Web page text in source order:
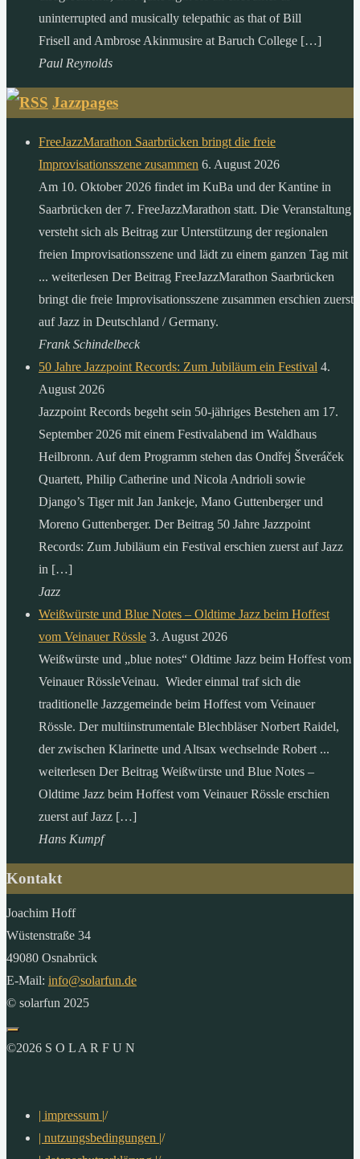
uninterrupted and musically telepathic as that of Bill
Frisell and Ambrose Akinmusire at Baruch College […]
Paul Reynolds
Jazzpages
FreeJazzMarathon Saarbrücken bringt die freie
Improvisationsszene zusammen 6. August 2026
Am 10. Oktober 2026 findet im KuBa und der Kantine in
Saarbrücken der 7. FreeJazzMarathon statt. Die Veranstaltung
versteht sich als Beitrag zur Unterstützung der regionalen
freien Improvisationsszene und lädt zu einem ganzen Tag mit
... weiterlesen Der Beitrag FreeJazzMarathon Saarbrücken
bringt die freie Improvisationsszene zusammen erschien zuerst
auf Jazz in Deutschland / Germany.
Frank Schindelbeck
50 Jahre Jazzpoint Records: Zum Jubiläum ein Festival 4.
August 2026
Jazzpoint Records begeht sein 50-jähriges Bestehen am 17.
September 2026 mit einem Festivalabend im Waldhaus
Heilbronn. Auf dem Programm stehen das Ondřej Štveráček
Quartett, Philip Catherine und Nicola Andrioli sowie
Django’s Tiger mit Jan Jankeje, Mano Guttenberger und
Moreno Guttenberger. Der Beitrag 50 Jahre Jazzpoint
Records: Zum Jubiläum ein Festival erschien zuerst auf Jazz
in […]
Jazz
Weißwürste und Blue Notes – Oldtime Jazz beim Hoffest
vom Veinauer Rössle 3. August 2026
Weißwürste und „blue notes“ Oldtime Jazz beim Hoffest vom
Veinauer RössleVeinau. Wieder einmal traf sich die
traditionelle Jazzgemeinde beim Hoffest vom Veinauer
Rössle. Der multiinstrumentale Blechbläser Norbert Raidel,
der zwischen Klarinette und Altsax wechselnde Robert ...
weiterlesen Der Beitrag Weißwürste und Blue Notes –
Oldtime Jazz beim Hoffest vom Veinauer Rössle erschien
zuerst auf Jazz […]
Hans Kumpf
Kontakt
Joachim Hoff
Wüstenstraße 34
49080 Osnabrück
E-Mail: info@solarfun.de
© solarfun 2025
©2026 S O L A R F U N
| impressum |/
| nutzungsbedingungen |/